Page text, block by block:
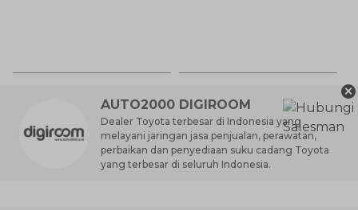
AUTO2000 DIGIROOM
Dealer Toyota terbesar di Indonesia yang
melayani jaringan jasa penjualan, perawatan,
perbaikan dan penyediaan suku cadang Toyota
yang terbesar di seluruh Indonesia.
×